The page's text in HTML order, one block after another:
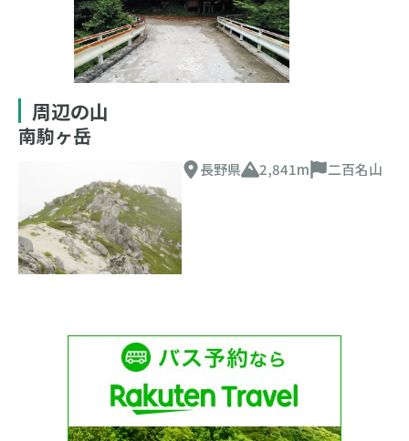
周辺の山
南駒ヶ岳
長野県 2,841m 二百名山